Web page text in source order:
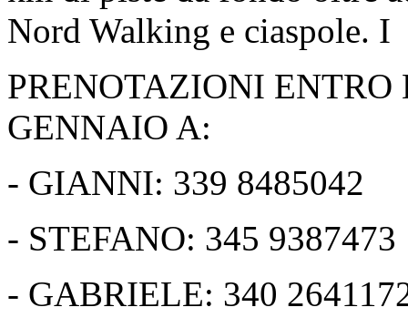
Nord Walking e ciaspole. I
PRENOTAZIONI
GENNAIO A:
- GIANNI: 339 8485042
- STEFANO: 345 9387473
- GABRIELE: 340